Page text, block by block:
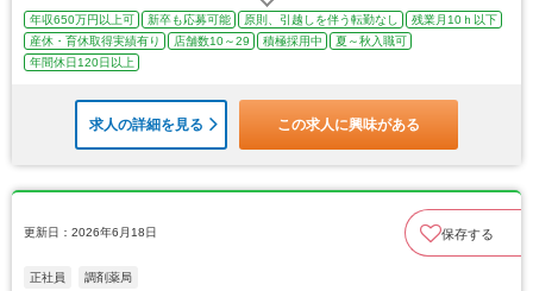
年収650万円以上可 新卒も応募可能 原則、引越しを伴う転勤なし
残業月10ｈ以下
産休・育休取得実績有り
店舗数10～29 積極採用中
夏～秋入職可
年間休日120日以上
求人の詳細を見る この求人に興味がある
更新日：2026年6月18日 保存する
正社員 調剤薬局